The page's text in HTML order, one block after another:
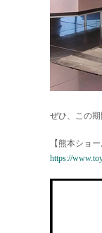
ぜひ、この期
【熊本ショー
https://